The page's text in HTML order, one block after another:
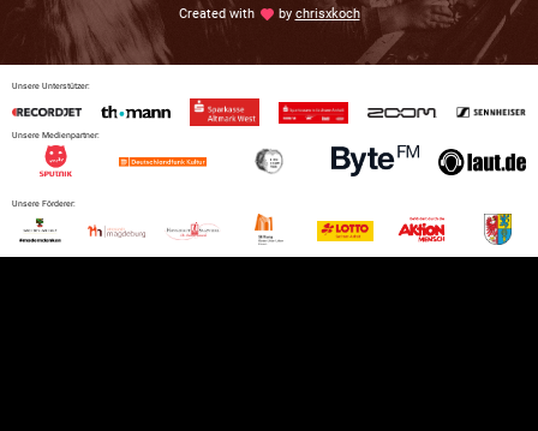
Created withlove by chrisxkoch
Unsere Unterstützer:
Unsere Medienpartner:
Unsere Förderer: